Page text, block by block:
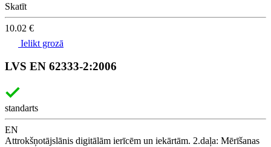
Skatīt
10.02 €
Ielikt grozā
LVS EN 62333-2:2006
standarts
EN
Attrokšņotājslānis digitālām ierīcēm un iekārtām. 2.daļa: Mērīšanas